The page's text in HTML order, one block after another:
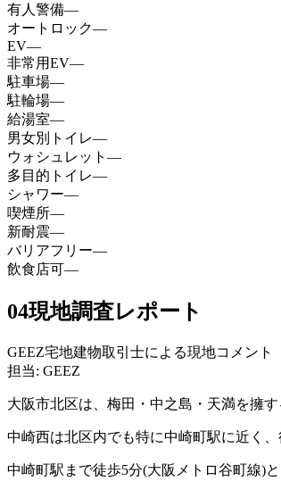
有人警備—
オートロック—
EV—
非常用EV—
駐車場—
駐輪場—
給湯室—
男女別トイレ—
ウォシュレット —
多目的トイレ—
シャワー—
喫煙所—
新耐震—
バリアフリー—
飲食店可—
04現地調査レポート
GEEZ宅地建物取引士による現地コメント
担当: GEEZ
大阪市北区は、梅田・中之島・天満を擁
中崎西は北区内でも特に中崎町駅に近く
中崎町駅まで徒歩5分(大阪メトロ谷町線)